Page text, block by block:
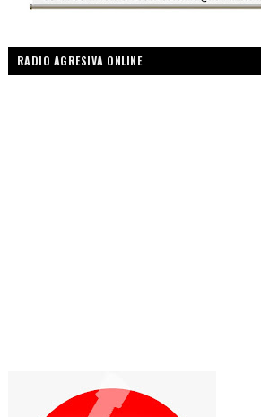
RADIO AGRESIVA ONLINE